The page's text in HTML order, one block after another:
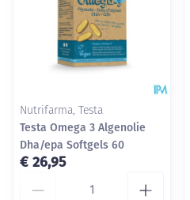
Nutrifarma, Testa
Testa Omega 3 Algenolie
Dha/epa Softgels 60
€ 26,95